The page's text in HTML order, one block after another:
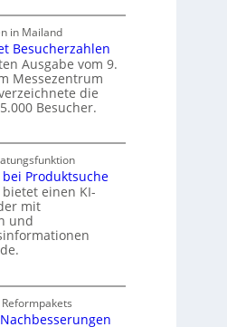
in Mailand
Besucherzahlen
Ausgabe vom 9.
Messezentrum
die
Besucher.
Produktsuche
bietet einen KI-
mit
und